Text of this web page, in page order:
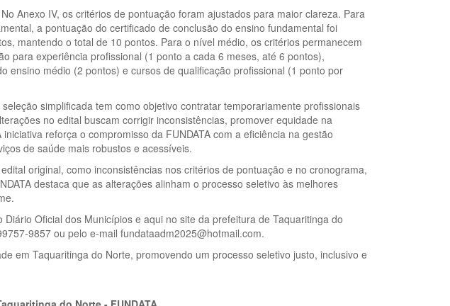
Anexo IV, os critérios de pontuação foram ajustados para maior clareza. Para
a pontuação do certificado de conclusão do ensino fundamental foi
mantendo o total de 10 pontos. Para o nível médio, os critérios permanecem
para experiência profissional (1 ponto a cada 6 meses, até 6 pontos),
ensino médio (2 pontos) e cursos de qualificação profissional (1 ponto por
seleção simplificada tem como objetivo contratar temporariamente profissionais
no edital buscam corrigir inconsistências, promover equidade na
reforça o compromisso da FUNDATA com a eficiência na gestão
de saúde mais robustos e acessíveis.
original, como inconsistências nos critérios de pontuação e no cronograma,
destaca que as alterações alinham o processo seletivo às melhores
Oficial dos Municípios e aqui no site da prefeitura de Taquaritinga do
9857 ou pelo e-mail fundataadm2025@hotmail.com.
em Taquaritinga do Norte, promovendo um processo seletivo justo, inclusivo e